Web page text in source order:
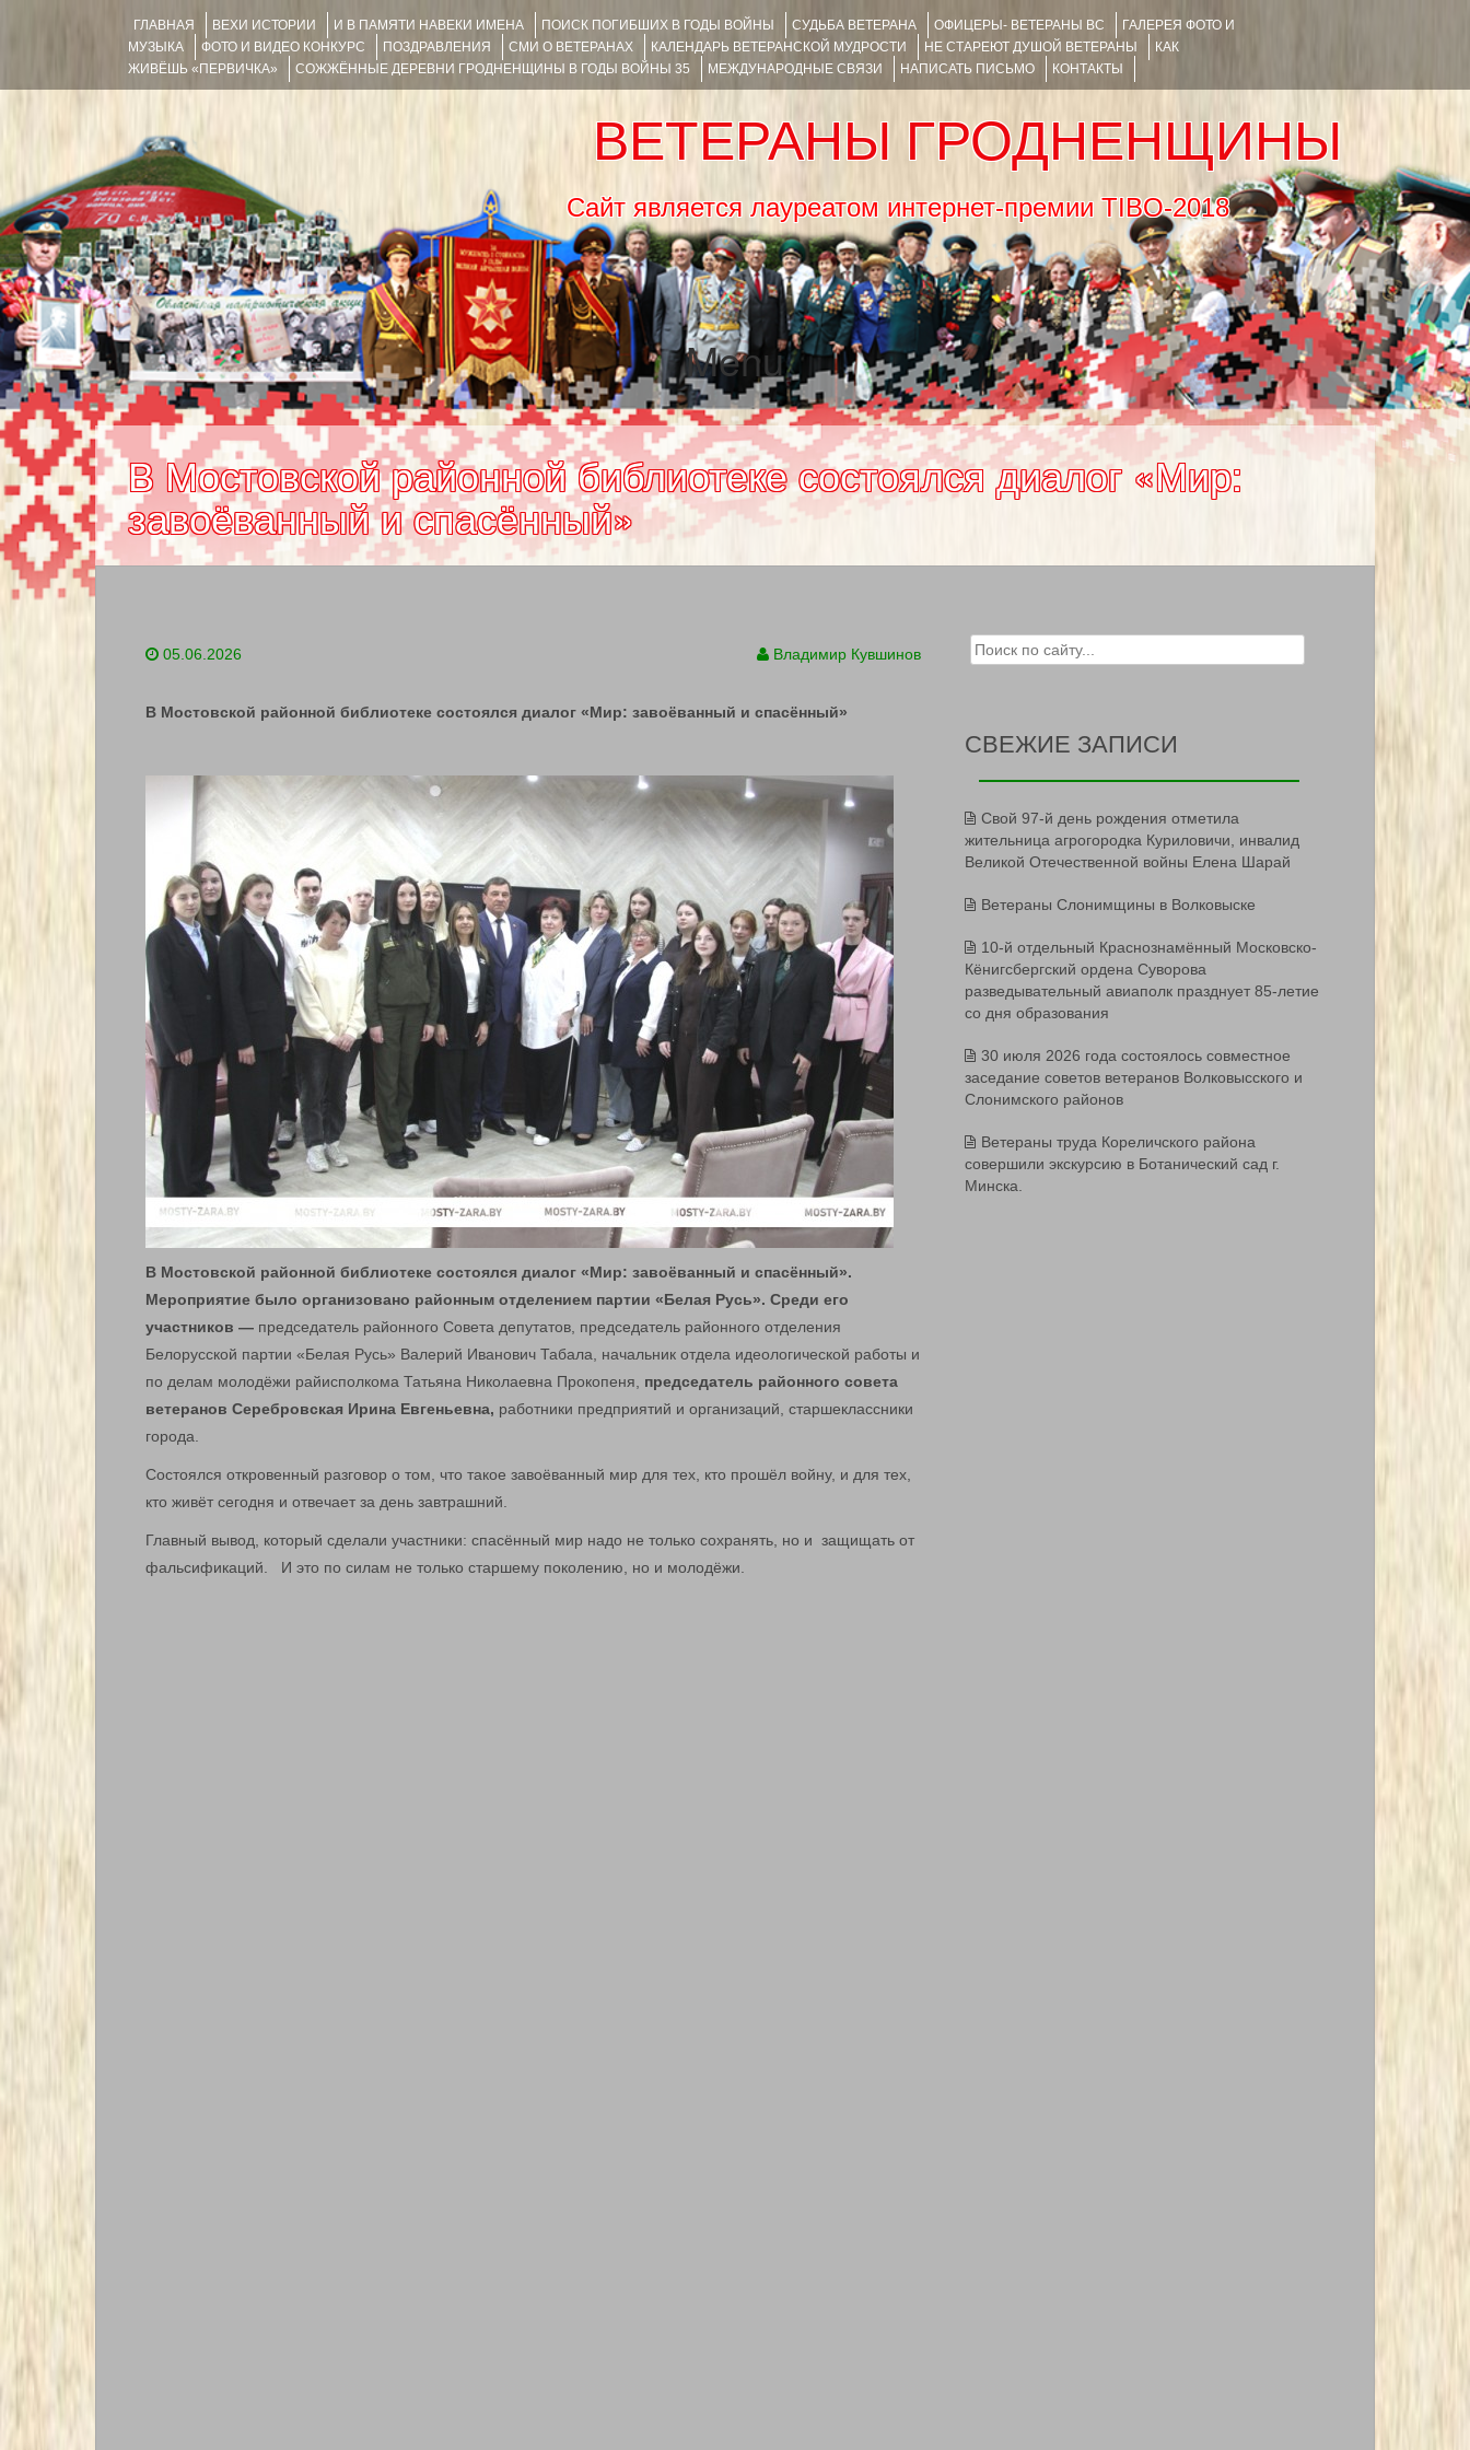
ГЛАВНАЯ ВЕХИ ИСТОРИИ И В ПАМЯТИ НАВЕКИ ИМЕНА ПОИСК ПОГИБШИХ В ГОДЫ ВОЙНЫ СУДЬБА ВЕТЕРАНА ОФИЦЕРЫ- ВЕТЕРАНЫ ВС
ГАЛЕРЕЯ ФОТО И
МУЗЫКА
ФОТО И ВИДЕО КОНКУРС ПОЗДРАВЛЕНИЯ СМИ О ВЕТЕРАНАХ КАЛЕНДАРЬ ВЕТЕРАНСКОЙ МУДРОСТИ НЕ СТАРЕЮТ ДУШОЙ ВЕТЕРАНЫ
КАК
ЖИВЁШЬ «ПЕРВИЧКА»
СОЖЖЁННЫЕ ДЕРЕВНИ ГРОДНЕНЩИНЫ В ГОДЫ ВОЙНЫ 35 МЕЖДУНАРОДНЫЕ СВЯЗИ НАПИСАТЬ ПИСЬМО КОНТАКТЫ
ВЕТЕРАНЫ ГРОДНЕНЩИНЫ
Сайт является лауреатом интернет-премии TIBO-2018
Menu
SKIP TO CONTENT
В Мостовской районной библиотеке состоялся диалог «Мир:
завоёванный и спасённый»
05.06.2026 Владимир Кувшинов
В Мостовской районной библиотеке состоялся диалог «Мир: завоёванный и спасённый»
В Мостовской районной библиотеке состоялся диалог «Мир: завоёванный и спасённый».
Мероприятие было организовано районным отделением партии «Белая Русь». Среди его
участников — председатель районного Совета депутатов, председатель районного отделения
Белорусской партии «Белая Русь» Валерий Иванович Табала, начальник отдела идеологической работы и
по делам молодёжи райисполкома Татьяна Николаевна Прокопеня,
председатель районного совета
ветеранов Серебровская Ирина Евгеньевна, работники предприятий и организаций, старшеклассники
города.
Состоялся откровенный разговор о том, что такое завоёванный мир для тех, кто прошёл войну, и для тех,
кто живёт сегодня и отвечает за день завтрашний.
Главный вывод, который сделали участники: спасённый мир надо не только сохранять, но и защищать от
фальсификаций. И это по силам не только старшему поколению, но и молодёжи.
Search for:
СВЕЖИЕ ЗАПИСИ
Свой 97-й день рождения отметила
жительница агрогородка Куриловичи, инвалид
Великой Отечественной войны Елена Шарай
Ветераны Слонимщины в Волковыске
10-й отдельный Краснознамённый Московско-
Кёнигсбергский ордена Суворова
разведывательный авиаполк празднует 85-летие
со дня образования
30 июля 2026 года состоялось совместное
заседание советов ветеранов Волковысского и
Слонимского районов
Ветераны труда Кореличского района
совершили экскурсию в Ботанический сад г.
Минска.